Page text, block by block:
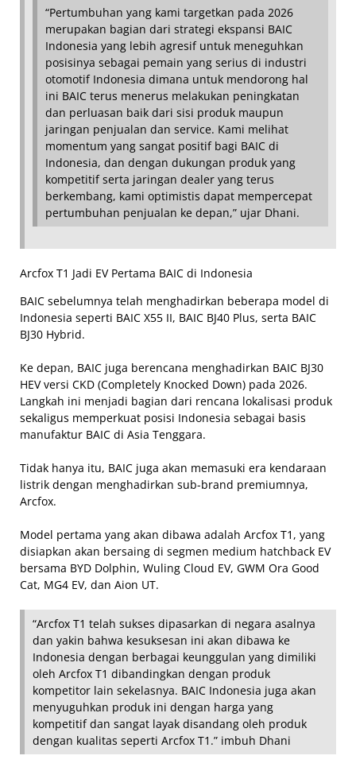
“Pertumbuhan yang kami targetkan pada 2026
merupakan bagian dari strategi ekspansi BAIC
Indonesia yang lebih agresif untuk meneguhkan
posisinya sebagai pemain yang serius di industri
otomotif Indonesia dimana untuk mendorong hal
ini BAIC terus menerus melakukan peningkatan
dan perluasan baik dari sisi produk maupun
jaringan penjualan dan service. Kami melihat
momentum yang sangat positif bagi BAIC di
Indonesia, dan dengan dukungan produk yang
kompetitif serta jaringan dealer yang terus
berkembang, kami optimistis dapat mempercepat
pertumbuhan penjualan ke depan,” ujar Dhani.
Arcfox T1 Jadi EV Pertama BAIC di Indonesia
BAIC sebelumnya telah menghadirkan beberapa model di
Indonesia seperti BAIC X55 II, BAIC BJ40 Plus, serta BAIC
BJ30 Hybrid.
Ke depan, BAIC juga berencana menghadirkan BAIC BJ30
HEV versi CKD (Completely Knocked Down) pada 2026.
Langkah ini menjadi bagian dari rencana lokalisasi produk
sekaligus memperkuat posisi Indonesia sebagai basis
manufaktur BAIC di Asia Tenggara.
Tidak hanya itu, BAIC juga akan memasuki era kendaraan
listrik dengan menghadirkan sub-brand premiumnya,
Arcfox.
Model pertama yang akan dibawa adalah Arcfox T1, yang
disiapkan akan bersaing di segmen medium hatchback EV
bersama BYD Dolphin, Wuling Cloud EV, GWM Ora Good
Cat, MG4 EV, dan Aion UT.
“Arcfox T1 telah sukses dipasarkan di negara asalnya
dan yakin bahwa kesuksesan ini akan dibawa ke
Indonesia dengan berbagai keunggulan yang dimiliki
oleh Arcfox T1 dibandingkan dengan produk
kompetitor lain sekelasnya. BAIC Indonesia juga akan
menyuguhkan produk ini dengan harga yang
kompetitif dan sangat layak disandang oleh produk
dengan kualitas seperti Arcfox T1.” imbuh Dhani